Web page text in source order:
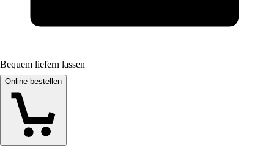
Bequem liefern lassen
Online bestellen